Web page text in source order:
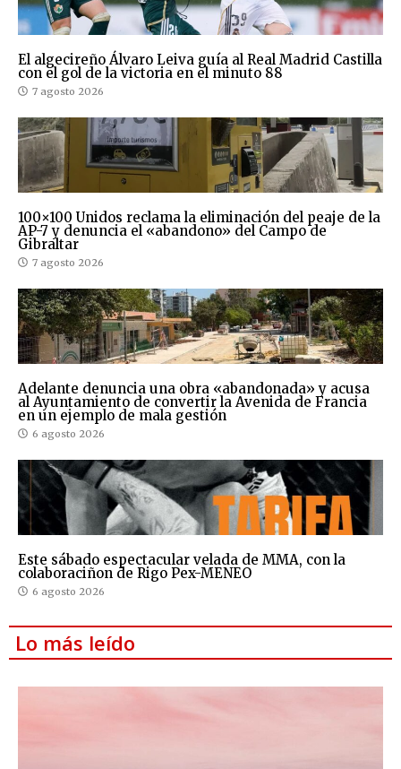
El algecireño Álvaro Leiva guía al Real Madrid Castilla
con el gol de la victoria en el minuto 88
7 agosto 2026
100×100 Unidos reclama la eliminación del peaje de la
AP-7 y denuncia el «abandono» del Campo de
Gibraltar
7 agosto 2026
Adelante denuncia una obra «abandonada» y acusa
al Ayuntamiento de convertir la Avenida de Francia
en un ejemplo de mala gestión
6 agosto 2026
Este sábado espectacular velada de MMA, con la
colaboraciñon de Rigo Pex-MENEO
6 agosto 2026
Lo más leído